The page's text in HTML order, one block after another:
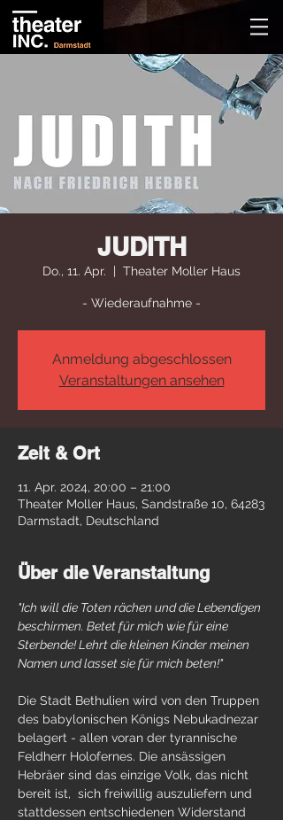
JUDITH
Do., 11. Apr.
  |
Theater Moller Haus
- Wiederaufnahme -
Anmeldung abgeschlossen
Veranstaltungen ansehen
Zeit & Ort
11. Apr. 2024, 20:00 – 21:00
Theater Moller Haus, Sandstraße 10, 64283
Darmstadt, Deutschland
Über die Veranstaltung
"Ich will die Toten rächen und die Lebendigen
beschirmen. Betet für mich wie für eine
Sterbende! Lehrt die kleinen Kinder meinen
Namen und lasset sie für mich beten!"
Die Stadt Bethulien wird von den Truppen
des babylonischen Königs Nebukadnezar
belagert - allen voran der tyrannische
Feldherr Holofernes. Die ansässigen
Hebräer sind das einzige Volk, das nicht
bereit ist,  sich freiwillig auszuliefern und
stattdessen entschiedenen Widerstand